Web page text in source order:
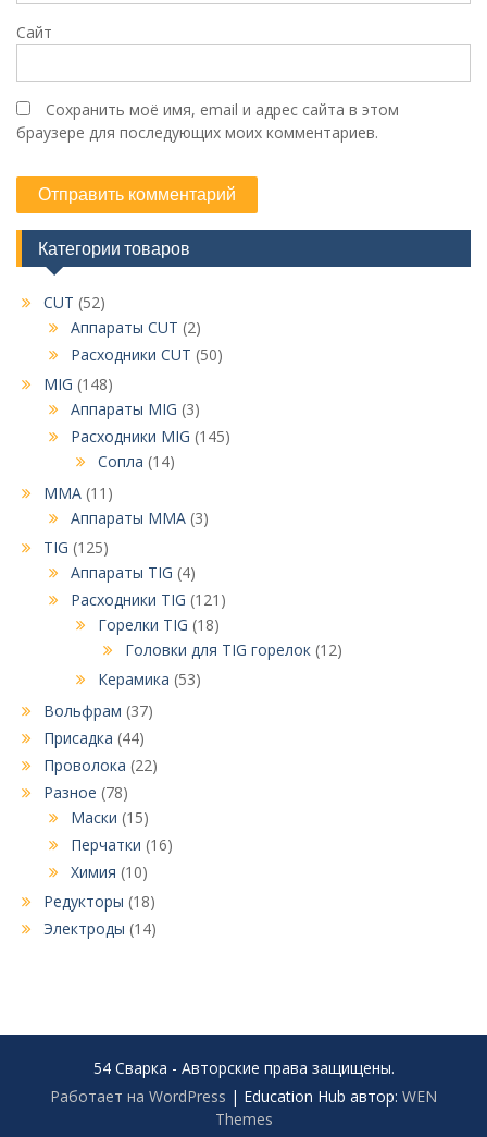
Сайт
Сохранить моё имя, email и адрес сайта в этом
браузере для последующих моих комментариев.
Категории товаров
CUT (52)
Аппараты CUT (2)
Расходники CUT (50)
MIG (148)
Аппараты MIG (3)
Расходники MIG (145)
Сопла (14)
MMA (11)
Аппараты MMA (3)
TIG (125)
Аппараты TIG (4)
Расходники TIG (121)
Горелки TIG (18)
Головки для TIG горелок (12)
Керамика (53)
Вольфрам (37)
Присадка (44)
Проволока (22)
Разное (78)
Маски (15)
Перчатки (16)
Химия (10)
Редукторы (18)
Электроды (14)
54 Сварка - Авторские права защищены.
Работает на WordPress | Education Hub автор: WEN
Themes